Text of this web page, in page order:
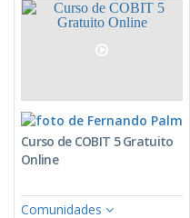
Curso de COBIT 5 Gratuito
Online
Comunidades